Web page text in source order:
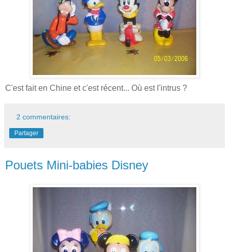
C'est fait en Chine et c'est récent... Où est l'intrus ?
2 commentaires:
Partager
Pouets Mini-babies Disney